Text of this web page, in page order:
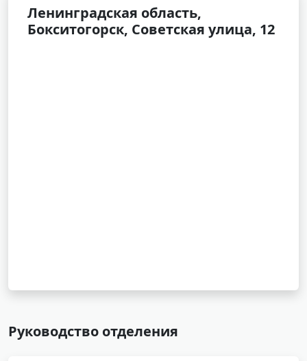
Ленинградская область,
Бокситогорск, Советская улица, 12
Руководство отделения